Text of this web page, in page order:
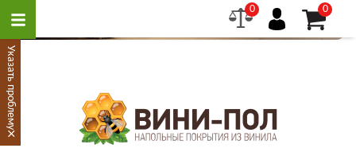
0 0
Указать проблему
×